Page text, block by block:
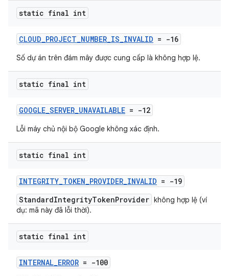
static final int
CLOUD_PROJECT_NUMBER_IS_INVALID = -16
Số dự án trên đám mây được cung cấp là không hợp lệ.
static final int
GOOGLE_SERVER_UNAVAILABLE = -12
Lỗi máy chủ nội bộ Google không xác định.
static final int
INTEGRITY_TOKEN_PROVIDER_INVALID = -19
StandardIntegrityTokenProvider không hợp lệ (ví
dụ: mã này đã lỗi thời).
static final int
INTERNAL_ERROR = -100